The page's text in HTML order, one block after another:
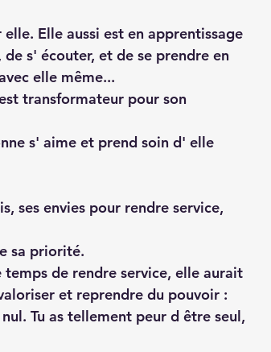
Elle aussi est en apprentissage
s' écouter, et de se prendre en
elle même...
transformateur pour son
s' aime et prend soin d' elle
ses envies pour rendre service,
sa priorité.
de rendre service, elle aurait
et reprendre du pouvoir :
Tu as tellement peur d être seul,